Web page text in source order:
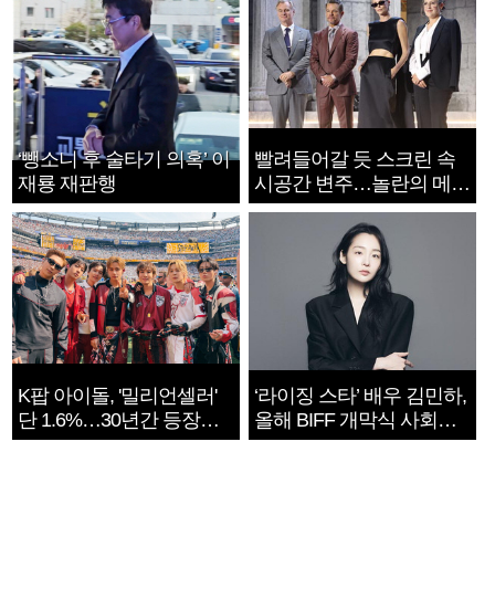
‘뺑소니 후 술타기 의혹’ 이
재룡 재판행
빨려들어갈 듯 스크린 속
시공간 변주…놀란의 메시
지는 ‘전쟁 속죄’
K팝 아이돌, '밀리언셀러'
단 1.6%…30년간 등장
1182개팀 전수조사
‘라이징 스타’ 배우 김민하,
올해 BIFF 개막식 사회자
확정